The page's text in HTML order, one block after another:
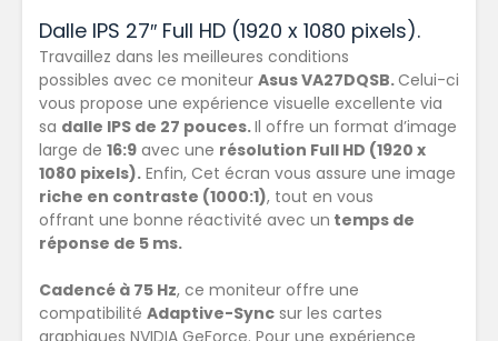
Dalle IPS 27″ Full HD (1920 x 1080 pixels).
Travaillez dans les meilleures conditions
possibles avec ce moniteur Asus VA27DQSB.Celui-ci
vous propose une expérience visuelle excellente via
sa dalle IPS de 27 pouces.Il offre un format d’image
large de 16:9 avec une résolution Full HD (1920 x
1080 pixels). Enfin, Cet écran vous assure une image
riche en contraste (1000:1), tout en vous
offrant une bonne réactivité avec un temps de
réponse de 5 ms.
Cadencé à 75 Hz, ce moniteur offre une
compatibilité Adaptive-Sync sur les cartes